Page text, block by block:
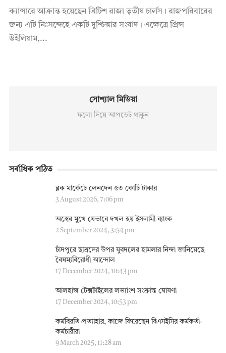
ক্যান্সারে আক্রান্ত হয়েছেন ব্রিটিশ রাজা তৃতীয় চার্লস। রাজপরিবারের
জন্য এটি নিঃসন্দেহে একটি দুশ্চিন্তার সংবাদ। এক্ষেত্রে প্রিন্স
উইলিয়াম,...
সোশ্যাল মিডিয়া
ফলো দিয়ে আপডেট থাকুন
সর্বাধিক পঠিত
ব্লক মার্কেটে লেনদেন ৫৩ কোটি টাকার
3 August 2026, 7:06 pm
অস্ত্রের মুখে যেভাবে দখল হয় ইসলামী ব্যাংক
2 September 2024, 3:54 pm
চাঁদপুরে ছাত্রদের উপর যুবদলের হামলার নিন্দা জানিয়েছে
বৈষম্যবিরোধী আন্দোল
17 December 2024, 10:43 pm
আলহাজ টেক্সটাইলের লভ্যাংশ সংক্রান্ত ঘোষণা
17 December 2024, 10:53 pm
কর্মবিরতি প্রত্যাহার, কাজে ফিরেছেন বিএসইসির কর্মকর্তা-
কর্মচারীরা
9 March 2025, 11:28 am